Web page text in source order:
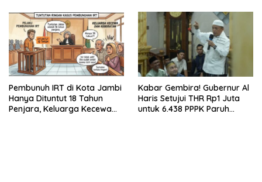
Pembunuh IRT di Kota Jambi
Hanya Dituntut 18 Tahun
Penjara, Keluarga Kecewa
Kabar Gembira! Gubernur Al
Haris Setujui THR Rp1 Juta
untuk 6.438 PPPK Paruh